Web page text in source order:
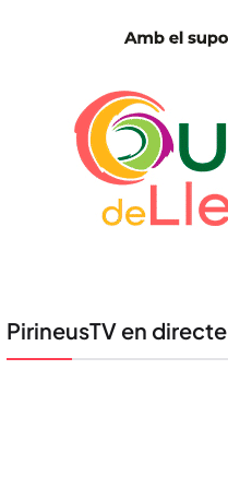
PirineusTV en directe